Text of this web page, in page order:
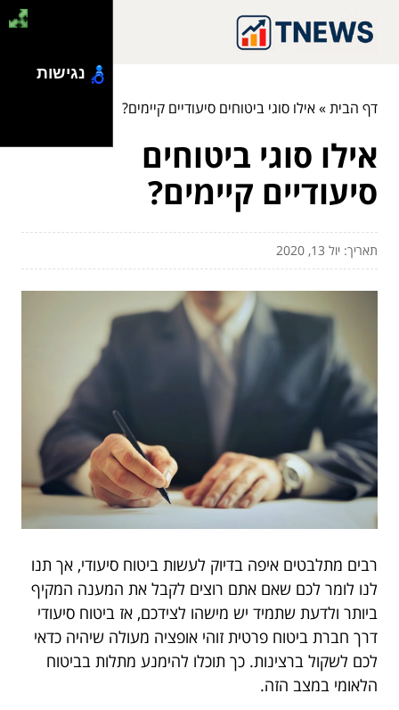
דף הבית»אילו סוגי ביטוחים סיעודיים קיימים?
אילו סוגי ביטוחים
סיעודיים קיימים?
תאריך: יול 13, 2020
רבים מתלבטים איפה בדיוק לעשות ביטוח סיעודי, אך תנו
לנו לומר לכם שאם אתם רוצים לקבל את המענה המקיף
ביותר ולדעת שתמיד יש מישהו לצידכם, אז ביטוח סיעודי
דרך חברת ביטוח פרטית זוהי אופציה מעולה שיהיה כדאי
לכם לשקול ברצינות. כך תוכלו להימנע מתלות בביטוח
הלאומי במצב הזה.
נגישות